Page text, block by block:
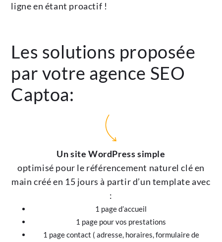
ligne en étant proactif !
Les solutions proposée
par votre agence SEO
Captoa:
Un site WordPress simple
optimisé pour le référencement naturel clé en
main créé en 15 jours à partir d’un template avec
:
1 page d’accueil
1 page pour vos prestations
1 page contact ( adresse, horaires, formulaire de